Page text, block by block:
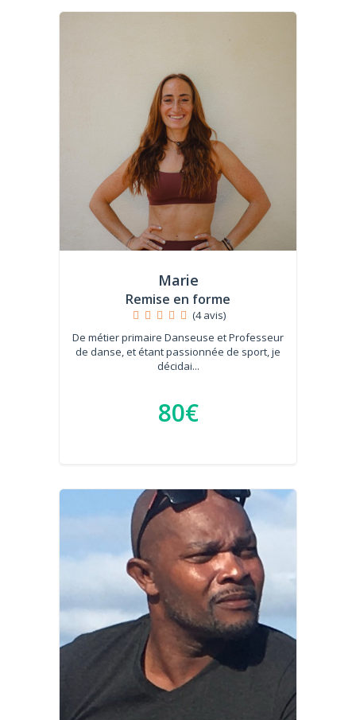
Marie
Remise en forme
(4 avis)
De métier primaire Danseuse et Professeur
de danse, et étant passionnée de sport, je
décidai...
80€